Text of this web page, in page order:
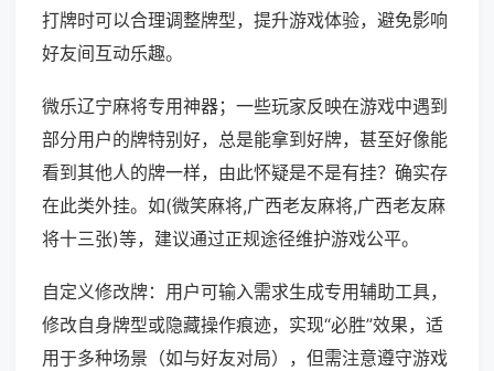
打牌时可以合理调整牌型，提升游戏体验，避免影响
好友间互动乐趣。
微乐辽宁麻将专用神器；一些玩家反映在游戏中遇到
部分用户的牌特别好，总是能拿到好牌，甚至好像能
看到其他人的牌一样，由此怀疑是不是有挂？确实存
在此类外挂。如(微笑麻将,广西老友麻将,广西老友麻
将十三张)等，建议通过正规途径维护游戏公平。
自定义修改牌：用户可输入需求生成专用辅助工具，
修改自身牌型或隐藏操作痕迹，实现“必胜”效果，适
用于多种场景（如与好友对局），但需注意遵守游戏